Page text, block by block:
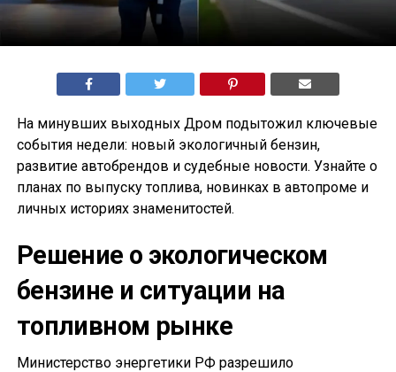
На минувших выходных Дром подытожил ключевые
события недели: новый экологичный бензин,
развитие автобрендов и судебные новости. Узнайте о
планах по выпуску топлива, новинках в автопроме и
личных историях знаменитостей.
Решение о экологическом
бензине и ситуации на
топливном рынке
Министерство энергетики РФ разрешило